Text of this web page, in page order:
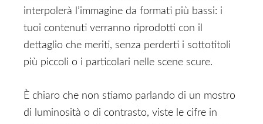
interpolerà l’immagine da formati più bassi: i
tuoi contenuti verranno riprodotti con il
dettaglio che meriti, senza perderti i sottotitoli
più piccoli o i particolari nelle scene scure.
È chiaro che non stiamo parlando di un mostro
di luminosità o di contrasto, viste le cifre in